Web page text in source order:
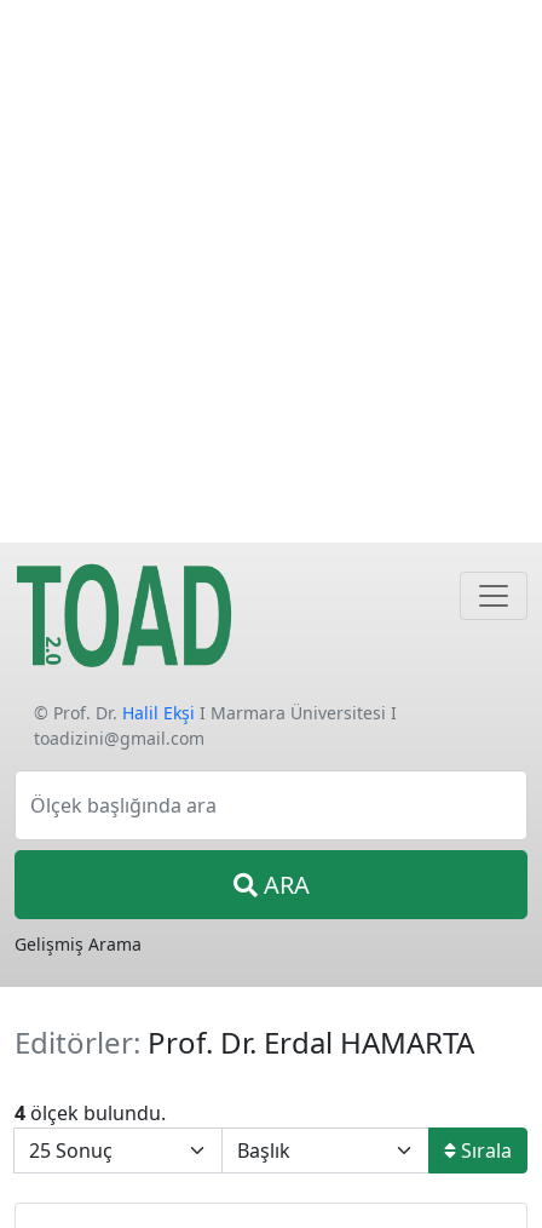
© Prof. Dr. Halil Ekşi I Marmara Üniversitesi I
toadizini@gmail.com
Ölçek başlığında ara
ARA
Gelişmiş Arama
Editörler: Prof. Dr. Erdal HAMARTA
4 ölçek bulundu.
Sırala